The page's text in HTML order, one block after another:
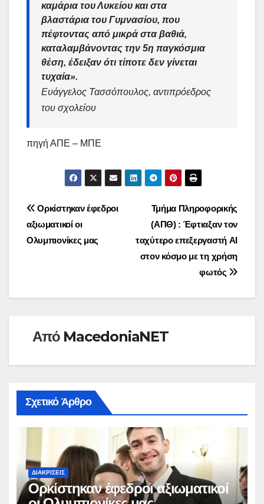
καμάρια του Λυκείου και στα
βλαστάρια του Γυμνασίου, που
πέφτοντας από μικρά στα βαθιά,
καταλαμβάνοντας την 5η παγκόσμια
θέση, έδειξαν ότι τίποτε δεν γίνεται
τυχαία».
Ευάγγελος Τασσόπουλος, αντιπρόεδρος
του σχολείου
πηγή ΑΠΕ – ΜΠΕ
Πλοήγηση
άρθρων
Τμήμα Πληροφορικής
(ΑΠΘ) : Έφτιαξαν τον
ταχύτερο επεξεργαστή AI
στον κόσμο με τη χρήση
φωτός
Ορκίστηκαν έφεδροι
αξιωματικοί οι
Ολυμπιονίκες μας
Από MacedoniaNET
Σχετικό Άρθρο
ΔΙΑΚΡΊΣΕΙΣ
Ορκίστηκαν έφεδροι αξιωματικοί